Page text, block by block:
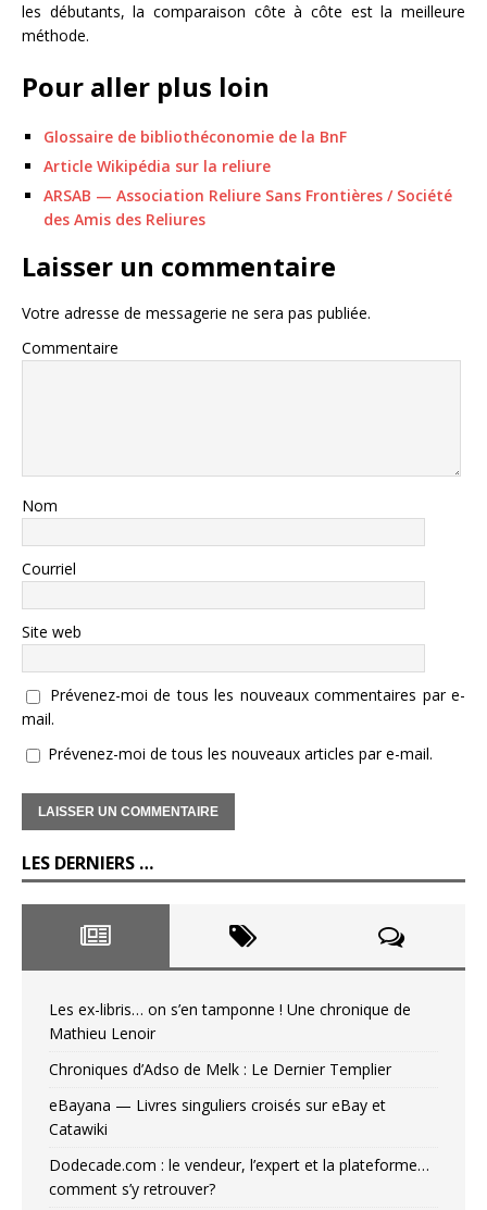
les débutants, la comparaison côte à côte est la meilleure
méthode.
Pour aller plus loin
Glossaire de bibliothéconomie de la BnF
Article Wikipédia sur la reliure
ARSAB — Association Reliure Sans Frontières / Société
des Amis des Reliures
Laisser un commentaire
Votre adresse de messagerie ne sera pas publiée.
Commentaire
Nom
Courriel
Site web
Prévenez-moi de tous les nouveaux commentaires par e-
mail.
Prévenez-moi de tous les nouveaux articles par e-mail.
LES DERNIERS …
Les ex-libris… on s’en tamponne ! Une chronique de
Mathieu Lenoir
Chroniques d’Adso de Melk : Le Dernier Templier
eBayana — Livres singuliers croisés sur eBay et
Catawiki
Dodecade.com : le vendeur, l’expert et la plateforme…
comment s’y retrouver?